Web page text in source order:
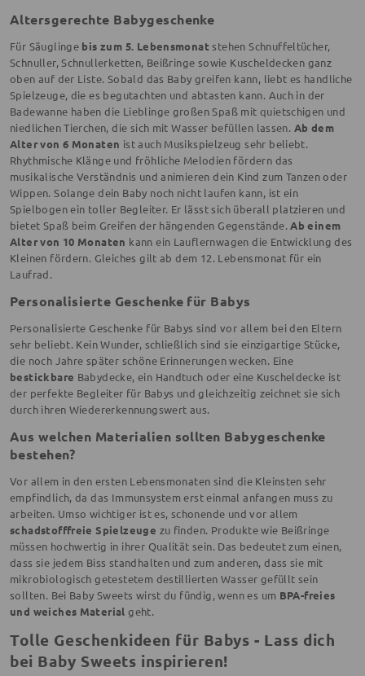
Altersgerechte Babygeschenke
Für Säuglinge bis zum 5. Lebensmonat stehen Schnuffeltücher,
Schnuller, Schnullerketten, Beißringe sowie Kuscheldecken ganz
oben auf der Liste. Sobald das Baby greifen kann, liebt es handliche
Spielzeuge, die es begutachten und abtasten kann. Auch in der
Badewanne haben die Lieblinge großen Spaß mit quietschigen und
niedlichen Tierchen, die sich mit Wasser befüllen lassen. Ab dem
Alter von 6 Monaten ist auch Musikspielzeug sehr beliebt.
Rhythmische Klänge und fröhliche Melodien fördern das
musikalische Verständnis und animieren dein Kind zum Tanzen oder
Wippen. Solange dein Baby noch nicht laufen kann, ist ein
Spielbogen ein toller Begleiter. Er lässt sich überall platzieren und
bietet Spaß beim Greifen der hängenden Gegenstände.Ab einem
Alter von 10 Monaten kann ein Lauflernwagen die Entwicklung des
Kleinen fördern. Gleiches gilt ab dem 12. Lebensmonat für ein
Laufrad.
Personalisierte Geschenke für Babys
Personalisierte Geschenke für Babys sind vor allem bei den Eltern
sehr beliebt. Kein Wunder, schließlich sind sie einzigartige Stücke,
die noch Jahre später schöne Erinnerungen wecken. Eine
bestickbare Babydecke, ein Handtuch oder eine Kuscheldecke ist
der perfekte Begleiter für Babys und gleichzeitig zeichnet sie sich
durch ihren Wiedererkennungswert aus.
Aus welchen Materialien sollten Babygeschenke
bestehen?
Vor allem in den ersten Lebensmonaten sind die Kleinsten sehr
empfindlich, da das Immunsystem erst einmal anfangen muss zu
arbeiten. Umso wichtiger ist es, schonende und vor allem
schadstofffreie Spielzeuge zu finden. Produkte wie Beißringe
müssen hochwertig in ihrer Qualität sein. Das bedeutet zum einen,
dass sie jedem Biss standhalten und zum anderen, dass sie mit
mikrobiologisch getestetem destillierten Wasser gefüllt sein
sollten. Bei Baby Sweets wirst du fündig, wenn es um BPA-freies
und weiches Material geht.
Tolle Geschenkideen für Babys - Lass dich
bei Baby Sweets inspirieren!